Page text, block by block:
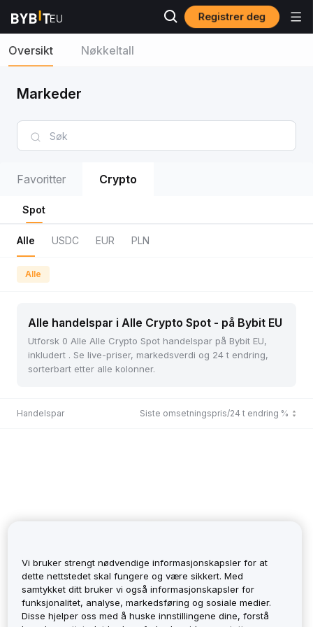
Registrer deg
Oversikt Nøkkeltall
Markeder
Favoritter Crypto
Spot
Alle USDC EUR PLN
Alle
Alle handelspar i Alle Crypto Spot - på Bybit EU
Utforsk 0 Alle Alle Crypto Spot handelspar på Bybit EU,
inkludert . Se live-priser, markedsverdi og 24 t endring,
sorterbart etter alle kolonner.
Handelspar Siste omsetningspris/24 t endring %
No Records
Vi bruker strengt nødvendige informasjonskapsler for at
dette nettstedet skal fungere og være sikkert. Med
samtykket ditt bruker vi også informasjonskapsler for
funksjonalitet, analyse, markedsføring og sosiale medier.
Disse hjelper oss med å huske innstillingene dine, forstå